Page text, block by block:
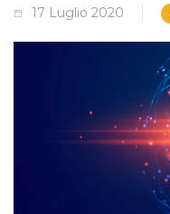
17 Luglio 2020